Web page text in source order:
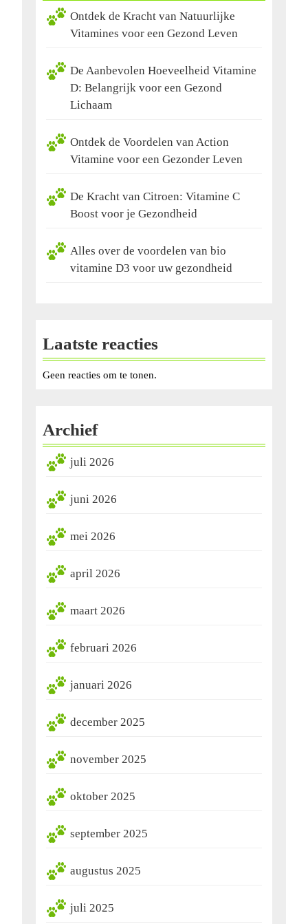
Ontdek de Kracht van Natuurlijke
Vitamines voor een Gezond Leven
De Aanbevolen Hoeveelheid Vitamine
D: Belangrijk voor een Gezond
Lichaam
Ontdek de Voordelen van Action
Vitamine voor een Gezonder Leven
De Kracht van Citroen: Vitamine C
Boost voor je Gezondheid
Alles over de voordelen van bio
vitamine D3 voor uw gezondheid
Laatste reacties
Geen reacties om te tonen.
Archief
juli 2026
juni 2026
mei 2026
april 2026
maart 2026
februari 2026
januari 2026
december 2025
november 2025
oktober 2025
september 2025
augustus 2025
juli 2025